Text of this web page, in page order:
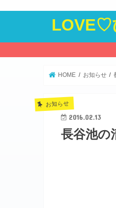
LOVE♡
HOME お知らせ
お知らせ
2016.02.13
長谷池の